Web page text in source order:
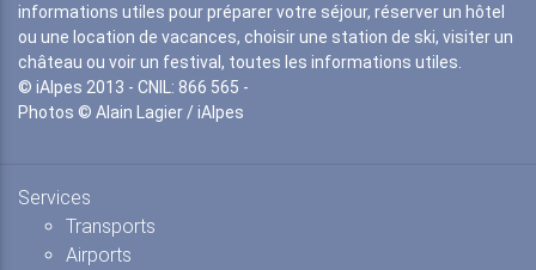
informations utiles pour préparer votre séjour, réserver un hôtel
ou une location de vacances, choisir une station de ski, visiter un
château ou voir un festival, toutes les informations utiles.
© iAlpes 2013 - CNIL: 866 565 -
Photos © Alain Lagier / iAlpes
Services
Transports
Airports